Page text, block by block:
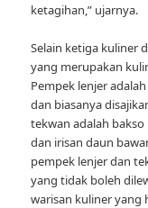
ketagihan,” ujarnya.
Selain ketiga kuliner
yang merupakan
Pempek lenjer
dan biasanya
tekwan adalah
dan irisan daun
pempek lenjer dan
yang tidak boleh
warisan kuliner yang